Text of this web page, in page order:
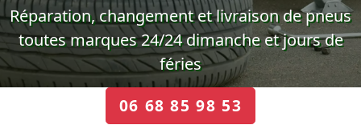
Réparation, changement et livraison de pneus
toutes marques 24/24 dimanche et jours de
féries
06 68 85 98 53